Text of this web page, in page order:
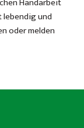
und
oder melden